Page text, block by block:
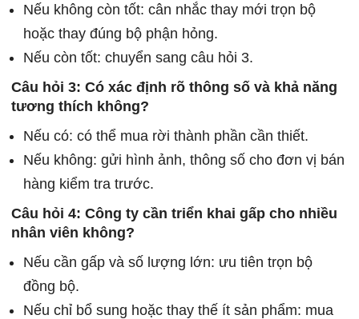
Nếu không còn tốt: cân nhắc thay mới trọn bộ
hoặc thay đúng bộ phận hỏng.
Nếu còn tốt: chuyển sang câu hỏi 3.
Câu hỏi 3: Có xác định rõ thông số và khả năng
tương thích không?
Nếu có: có thể mua rời thành phần cần thiết.
Nếu không: gửi hình ảnh, thông số cho đơn vị bán
hàng kiểm tra trước.
Câu hỏi 4: Công ty cần triển khai gấp cho nhiều
nhân viên không?
Nếu cần gấp và số lượng lớn: ưu tiên trọn bộ
đồng bộ.
Nếu chỉ bổ sung hoặc thay thế ít sản phẩm: mua